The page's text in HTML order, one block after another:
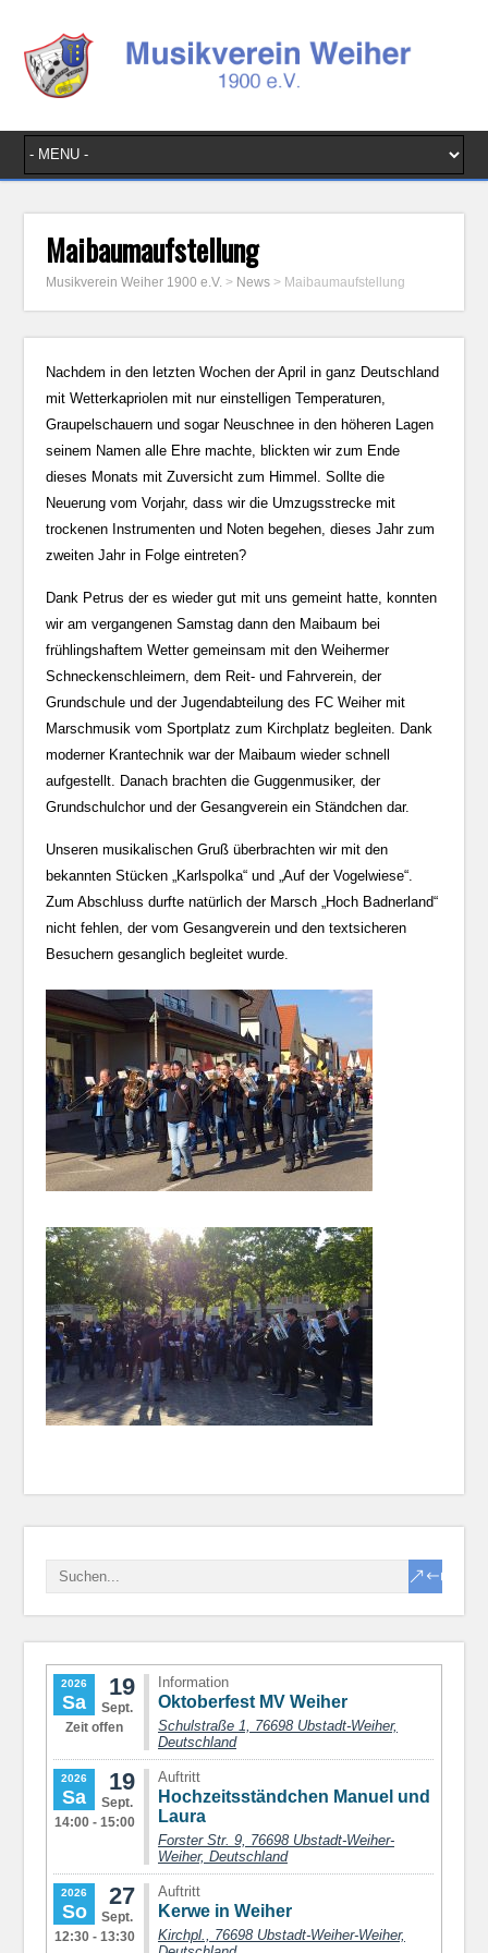
Maibaumaufstellung
Musikverein Weiher 1900 e.V. > News > Maibaumaufstellung
Nachdem in den letzten Wochen der April in ganz Deutschland
mit Wetterkapriolen mit nur einstelligen Temperaturen,
Graupelschauern und sogar Neuschnee in den höheren Lagen
seinem Namen alle Ehre machte, blickten wir zum Ende
dieses Monats mit Zuversicht zum Himmel. Sollte die
Neuerung vom Vorjahr, dass wir die Umzugsstrecke mit
trockenen Instrumenten und Noten begehen, dieses Jahr zum
zweiten Jahr in Folge eintreten?
Dank Petrus der es wieder gut mit uns gemeint hatte, konnten
wir am vergangenen Samstag dann den Maibaum bei
frühlingshaftem Wetter gemeinsam mit den Weihermer
Schneckenschleimern, dem Reit- und Fahrverein, der
Grundschule und der Jugendabteilung des FC Weiher mit
Marschmusik vom Sportplatz zum Kirchplatz begleiten. Dank
moderner Krantechnik war der Maibaum wieder schnell
aufgestellt. Danach brachten die Guggenmusiker, der
Grundschulchor und der Gesangverein ein Ständchen dar.
Unseren musikalischen Gruß überbrachten wir mit den
bekannten Stücken „Karlspolka“ und „Auf der Vogelwiese“.
Zum Abschluss durfte natürlich der Marsch „Hoch Badnerland“
nicht fehlen, der vom Gesangverein und den textsicheren
Besuchern gesanglich begleitet wurde.